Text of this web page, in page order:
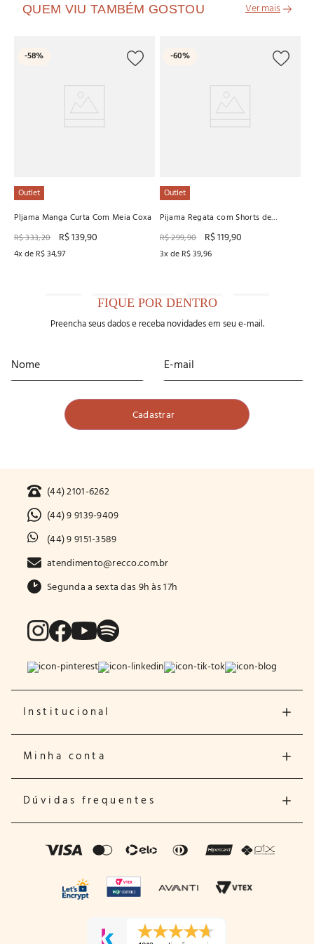
QUEM VIU TAMBÉM GOSTOU
-58%
Outlet
PIjama Manga Curta Com Meia Coxa
R$333,20 R$139,90
4x de R$34,97
-60%
Outlet
Pijama Regata com Shorts de
R$299,90 R$119,90
3x de R$39,96
FIQUE POR DENTRO
Preencha seus dados e receba novidades em seu e-mail.
(44) 2101-6262
(44) 9 9139-9409
(44) 9 9151-3589
atendimento@recco.com.br
Segunda a sexta das 9h às 17h
Institucional
Minha conta
Dúvidas frequentes